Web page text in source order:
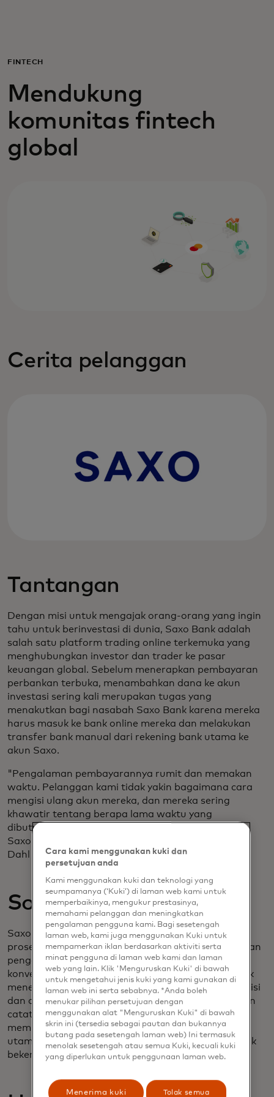
Untuk bisnis
Untuk dunia
Untuk inovator
FINTECH
Mendukung
komunitas fintech
global
Cerita pelanggan
Tantangan
Dengan misi untuk mengajak orang-orang yang ingin
tahu untuk berinvestasi di dunia, Saxo Bank adalah
salah satu platform trading online terkemuka yang
menghubungkan investor dan trader ke pasar
keuangan global. Sebelum menerapkan pembayaran
perbankan terbuka, menambahkan dana ke akun
investasi sering kali merupakan tugas yang
menakutkan bagi nasabah Saxo Bank karena mereka
harus masuk ke bank online mereka dan melakukan
transfer bank manual dari rekening bank utama ke
akun Saxo.
"Pengalaman pembayarannya rumit dan memakan
waktu. Pelanggan kami tidak yakin bagaimana cara
mengisi ulang akun mereka, dan mereka sering
khawatir tentang berapa lama waktu yang
dibutuhkan sampai uang tersebut masuk ke akun
Saxo," jelas Chief Experience Officer Saxo, Camilla
Dahl Hansen.
Solusi
Saxo Bank bekerja sama dengan Mastercard untuk
proses isi ulang yang aman dan mulus, meningkatkan
pengalaman pelanggan untuk meningkatkan rasio
konversi pendanaan. Bagi Saxo Bank, penting untuk
menemukan mitra perbankan terbuka dengan ambisi
dan arah yang sama dengan Saxo Bank dan dengan
catatan pencapaian yang terbukti dalam hal
memberikan solusi skalabel ke platform keuangan
utama — dan itulah sebabnya mereka memilih untuk
bekerja dengan Mastercard.
Cara kami menggunakan kuki dan
persetujuan anda
Kami menggunakan kuki dan teknologi yang
seumpamanya (‘Kuki’) di laman web kami untuk
memperbaikinya, mengukur prestasinya,
memahami pelanggan dan meningkatkan
pengalaman pengguna kami. Bagi sesetengah
laman web, kami juga menggunakan Kuki untuk
mempamerkan iklan berdasarkan aktiviti serta
minat pengguna di laman web kami dan laman
web yang lain. Klik 'Menguruskan Kuki' di bawah
untuk mengetahui jenis kuki yang kami gunakan di
laman web ini serta sebabnya. *Anda boleh
menukar pilihan persetujuan dengan
menggunakan alat "Menguruskan Kuki" di bawah
skrin ini (tersedia sebagai pautan dan bukannya
butang pada sesetengah laman web) Ini termasuk
menolak sesetengah atau semua Kuki, kecuali kuki
yang diperlukan untuk penggunaan laman web.
Menerima kuki Tolak semua